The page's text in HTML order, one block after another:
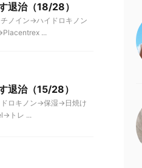
退治（18/28）
ノイン→ハイドロキノン
...
退治（15/28）
ロキノン→保湿→日焼け
トレ ...